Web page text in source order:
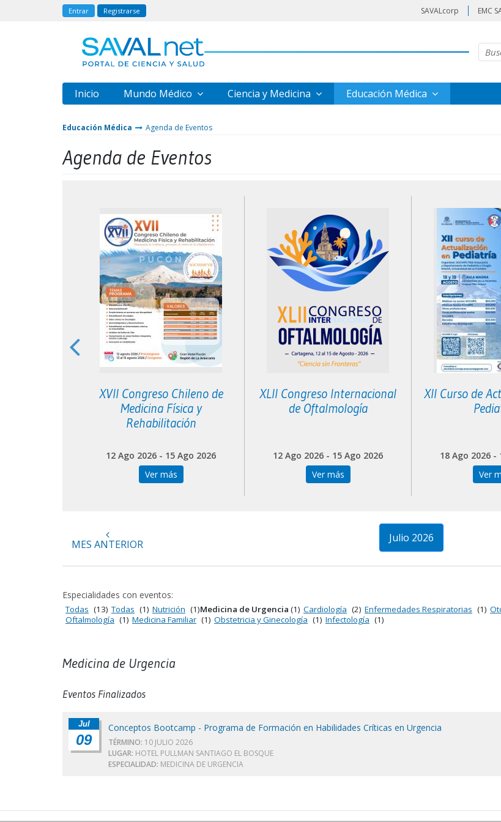
Entrar Registrarse SAVALcorp EMC
Inicio Mundo Médico Ciencia y Medicina Educación Médica
Educación Médica Agenda de Eventos
Agenda de Eventos
XVII Congreso Chileno de
Medicina Física y
Rehabilitación
12 Ago 2026 - 15 Ago 2026
Ver más
XLII Congreso Internacional
de Oftalmología
12 Ago 2026 - 15 Ago 2026
Ver más
XII Curso de
18 Ago 2026 -
Ver
MES ANTERIOR Julio 2026
Especialidades con eventos:
Todas (13) Todas (1) Nutrición (1)Medicina de Urgencia (1) Cardiología (2) Enfermedades Respiratorias (1)
Oftalmología (1) Medicina Familiar (1) Obstetricia y Ginecología (1) Infectología (1)
Medicina de Urgencia
Eventos Finalizados
Jul
09
Conceptos Bootcamp - Programa de Formación en Habilidades Críticas en Urgencia
TÉRMINO: 10 JULIO 2026
LUGAR: HOTEL PULLMAN SANTIAGO EL BOSQUE
ESPECIALIDAD: MEDICINA DE URGENCIA